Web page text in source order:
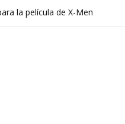
la película de X-Men